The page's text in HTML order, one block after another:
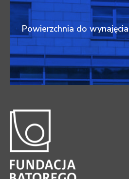
Powierzchnia do wynajęcia